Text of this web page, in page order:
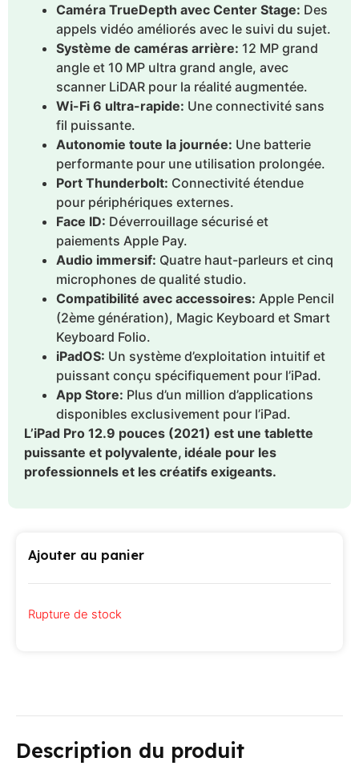
Caméra TrueDepth avec Center Stage: Des
appels vidéo améliorés avec le suivi du sujet.
Système de caméras arrière: 12 MP grand
angle et 10 MP ultra grand angle, avec
scanner LiDAR pour la réalité augmentée.
Wi-Fi 6 ultra-rapide: Une connectivité sans
fil puissante.
Autonomie toute la journée: Une batterie
performante pour une utilisation prolongée.
Port Thunderbolt: Connectivité étendue
pour périphériques externes.
Face ID: Déverrouillage sécurisé et
paiements Apple Pay.
Audio immersif: Quatre haut-parleurs et cinq
microphones de qualité studio.
Compatibilité avec accessoires: Apple Pencil
(2ème génération), Magic Keyboard et Smart
Keyboard Folio.
iPadOS: Un système d’exploitation intuitif et
puissant conçu spécifiquement pour l’iPad.
App Store: Plus d’un million d’applications
disponibles exclusivement pour l’iPad.
L’iPad Pro 12.9 pouces (2021) est une tablette
puissante et polyvalente, idéale pour les
professionnels et les créatifs exigeants.
Ajouter au panier
Rupture de stock
Description du produit